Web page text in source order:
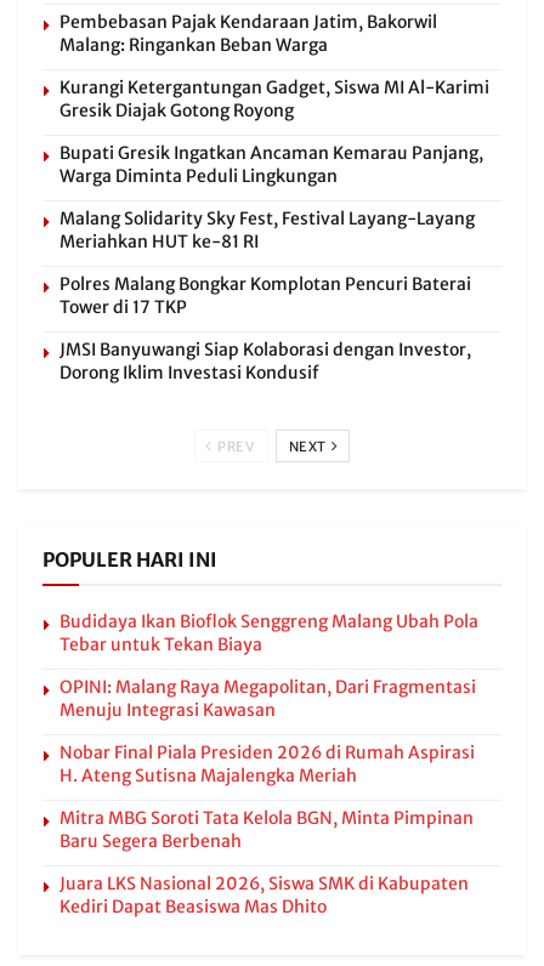
Pembebasan Pajak Kendaraan Jatim, Bakorwil
Malang: Ringankan Beban Warga
Kurangi Ketergantungan Gadget, Siswa MI Al-Karimi
Gresik Diajak Gotong Royong
Bupati Gresik Ingatkan Ancaman Kemarau Panjang,
Warga Diminta Peduli Lingkungan
Malang Solidarity Sky Fest, Festival Layang-Layang
Meriahkan HUT ke-81 RI
Polres Malang Bongkar Komplotan Pencuri Baterai
Tower di 17 TKP
JMSI Banyuwangi Siap Kolaborasi dengan Investor,
Dorong Iklim Investasi Kondusif
PREV NEXT
POPULER HARI INI
Budidaya Ikan Bioflok Senggreng Malang Ubah Pola
Tebar untuk Tekan Biaya
OPINI: Malang Raya Megapolitan, Dari Fragmentasi
Menuju Integrasi Kawasan
Nobar Final Piala Presiden 2026 di Rumah Aspirasi
H. Ateng Sutisna Majalengka Meriah
Mitra MBG Soroti Tata Kelola BGN, Minta Pimpinan
Baru Segera Berbenah
Juara LKS Nasional 2026, Siswa SMK di Kabupaten
Kediri Dapat Beasiswa Mas Dhito